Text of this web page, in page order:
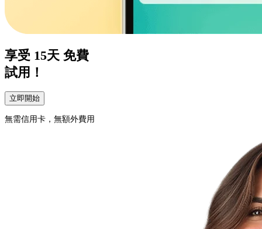
享受 15天 免費
試用！
立即開始
無需信用卡，無額外費用